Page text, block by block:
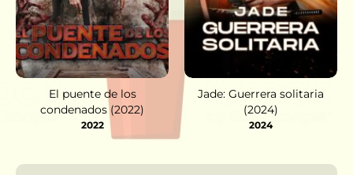
El puente de los
condenados (2022)
2022
Jade: Guerrera solitaria
(2024)
2024